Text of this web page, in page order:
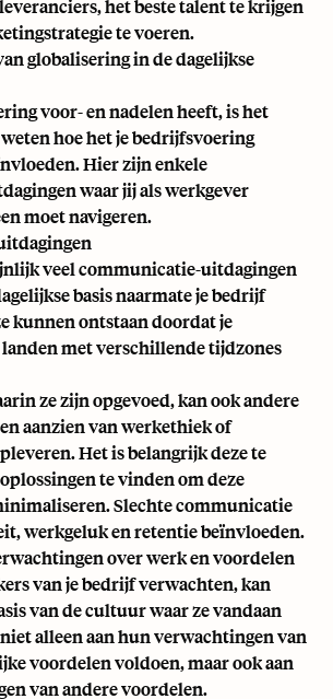
het beste talent te krijgen
te voeren.
globalisering in de dagelijkse
voor- en nadelen heeft, is het
hoe het je bedrijfsvoering
Hier zijn enkele
waar jij als werkgever
moet navigeren.
veel communicatie-uitdagingen
basis naarmate je bedrijf
kunnen ontstaan doordat je
met verschillende tijdzones
ze zijn opgevoed, kan ook andere
aanzien van werkethiek of
Het is belangrijk deze te
te vinden om deze
Slechte communicatie
werkgeluk en retentie beïnvloeden.
over werk en voordelen
van je bedrijf verwachten, kan
van de cultuur waar ze vandaan
alleen aan hun verwachtingen van
voordelen voldoen, maar ook aan
van andere voordelen.